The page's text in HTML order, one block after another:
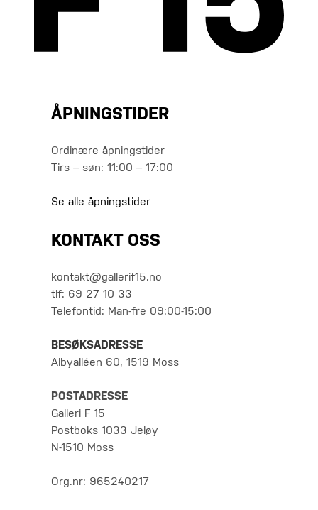
ÅPNINGSTIDER
Ordinære åpningstider
Tirs – søn: 11:00 – 17:00
Se alle åpningstider
KONTAKT OSS
kontakt@gallerif15.no
tlf: 69 27 10 33
Telefontid: Man-fre 09:00-15:00
BESØKSADRESSE
Albyalléen 60, 1519 Moss
POSTADRESSE
Galleri F 15
Postboks 1033 Jeløy
N-1510 Moss
Org.nr: 965240217